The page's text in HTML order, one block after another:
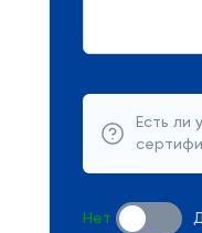
Есть ли
Нет